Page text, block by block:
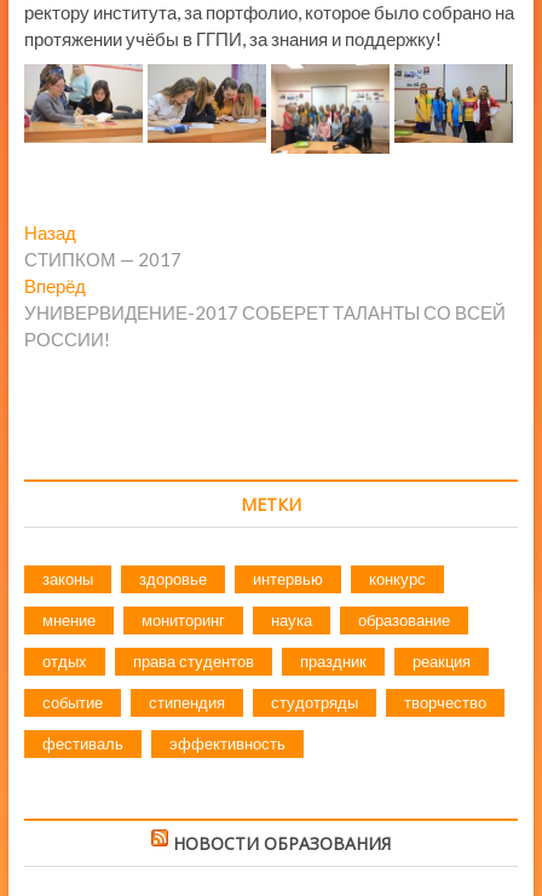
ректору института, за портфолио, которое было собрано на
протяжении учёбы в ГГПИ, за знания и поддержку!
Навигация
по
записям
НазадПредыдущая
запись:
СТИПКОМ — 2017
ВперёдСледующая
запись:
УНИВЕРВИДЕНИЕ-2017 СОБЕРЕТ ТАЛАНТЫ СО ВСЕЙ
РОССИИ!
МЕТКИ
законы здоровье интервью конкурс
мнение мониторинг наука образование
отдых права студентов праздник реакция
событие стипендия студотряды творчество
фестиваль эффективность
НОВОСТИ ОБРАЗОВАНИЯ